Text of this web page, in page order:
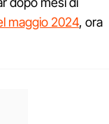
maggio 2024, ora